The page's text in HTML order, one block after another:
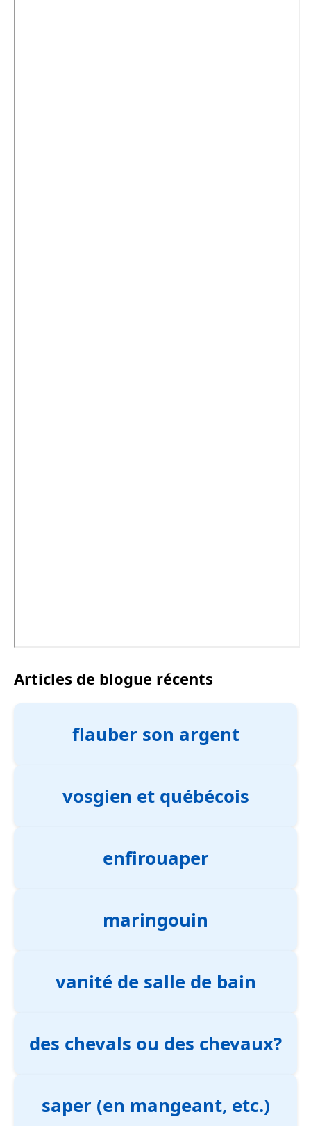
Articles de blogue récents
flauber son argent
vosgien et québécois
enfirouaper
maringouin
vanité de salle de bain
des chevals ou des chevaux?
saper (en mangeant, etc.)